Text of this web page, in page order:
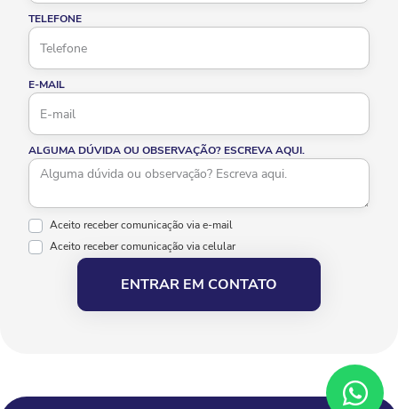
TELEFONE
E-MAIL
ALGUMA DÚVIDA OU OBSERVAÇÃO? ESCREVA AQUI.
Aceito receber comunicação via e-mail
Aceito receber comunicação via celular
ENTRAR EM CONTATO